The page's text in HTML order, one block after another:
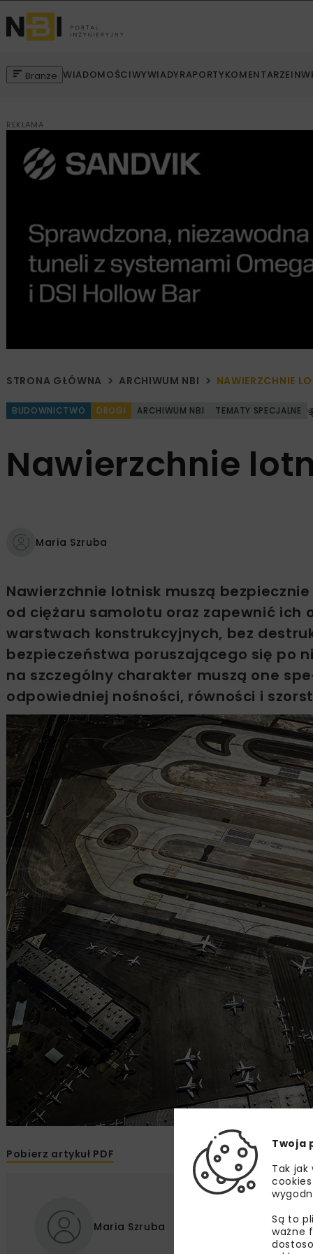
Branże WIADOMOŚCIWYWIADYRAPORTYKOMENTARZE
REKLAMA
STRONA GŁÓWNA ARCHIWUM NBI NAWIERZCHNIE
BUDOWNICTWO DROGI ARCHIWUM NBI TEMATY SPECJALNE
Nawierzchnie
Maria Szruba
Nawierzchnie lotnisk muszą
od ciężaru samolotu oraz zapewnić
warstwach konstrukcyjnych, bez
bezpieczeństwa poruszającego się po
na szczególny charakter muszą one
odpowiedniej nośności, równości i
Pobierz artykuł PDF
Maria Szruba
Twoja
Tak
Są to
ważne